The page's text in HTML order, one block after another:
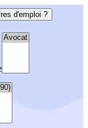
d'emploi ?